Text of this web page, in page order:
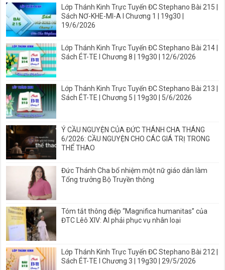
Lớp Thánh Kinh Trực Tuyến ĐC Stephano Bài 215 |
Sách NƠ-KHE-MI-A I Chương 1 | 19g30 |
19/6/2026
Lớp Thánh Kinh Trực Tuyến ĐC Stephano Bài 214 |
Sách ÉT-TE I Chương 8 | 19g30 | 12/6/2026
Lớp Thánh Kinh Trực Tuyến ĐC Stephano Bài 213 |
Sách ÉT-TE | Chương 5 | 19g30 | 5/6/2026
Ý CẦU NGUYỆN CỦA ĐỨC THÁNH CHA THÁNG
6/2026: CẦU NGUYỆN CHO CÁC GIÁ TRỊ TRONG
THỂ THAO
Đức Thánh Cha bổ nhiệm một nữ giáo dân làm
Tổng trưởng Bộ Truyền thông
Tóm tắt thông điệp “Magnifica humanitas” của
ĐTC Lêô XIV: AI phải phục vụ nhân loại
Lớp Thánh Kinh Trực Tuyến ĐC Stephano Bài 212 |
Sách ÉT-TE I Chương 3 | 19g30 | 29/5/2026